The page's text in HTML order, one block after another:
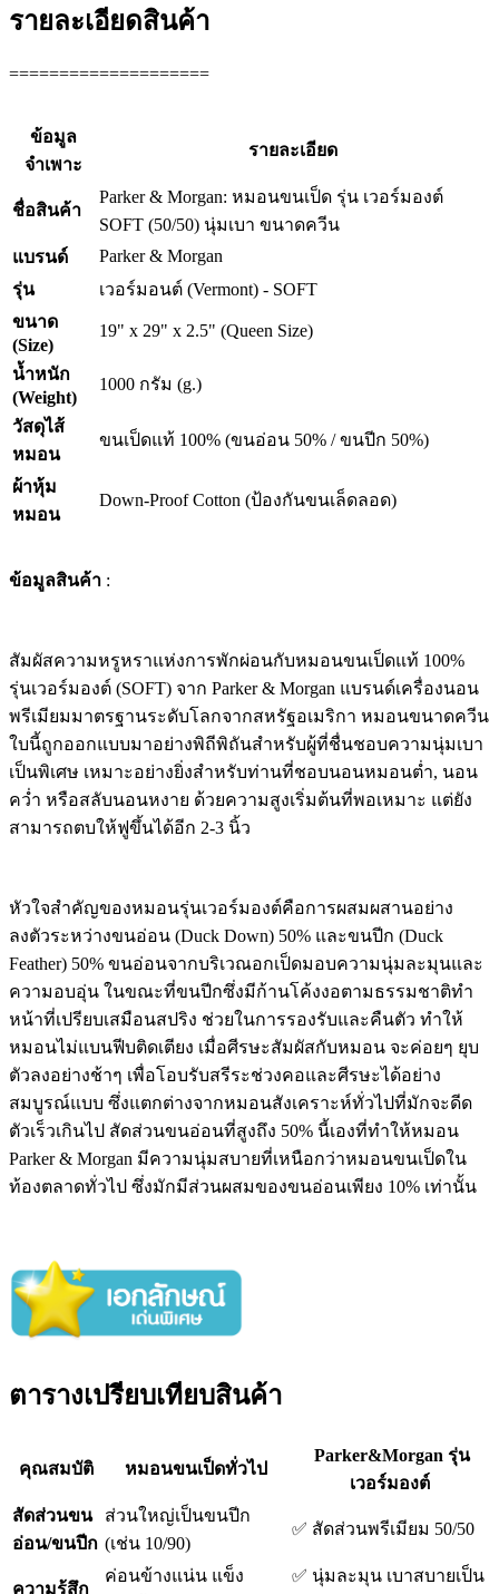
รายละเอียดสินค้า
====================
ข้อมูล
จำเพาะ
รายละเอียด
ชื่อสินค้า
Parker & Morgan: หมอนขนเป็ด รุ่น เวอร์มองต์
SOFT (50/50) นุ่มเบา ขนาดควีน
แบรนด์
Parker & Morgan
รุ่น
เวอร์มอนต์ (Vermont) - SOFT
ขนาด
(Size)
19" x 29" x 2.5" (Queen Size)
น้ำหนัก
(Weight)
1000 กรัม (g.)
วัสดุไส้
หมอน
ขนเป็ดแท้ 100% (ขนอ่อน 50% / ขนปีก 50%)
ผ้าหุ้ม
หมอน
Down-Proof Cotton (ป้องกันขนเล็ดลอด)
ข้อมูลสินค้า :
สัมผัสความหรูหราแห่งการพักผ่อนกับหมอนขนเป็ดแท้ 100%
รุ่นเวอร์มองต์ (SOFT) จาก Parker & Morgan แบรนด์เครื่องนอน
พรีเมียมมาตรฐานระดับโลกจากสหรัฐอเมริกา หมอนขนาดควีน
ใบนี้ถูกออกแบบมาอย่างพิถีพิถันสำหรับผู้ที่ชื่นชอบความนุ่มเบา
เป็นพิเศษ เหมาะอย่างยิ่งสำหรับท่านที่ชอบนอนหมอนต่ำ, นอน
คว่ำ หรือสลับนอนหงาย ด้วยความสูงเริ่มต้นที่พอเหมาะ แต่ยัง
สามารถตบให้ฟูขึ้นได้อีก 2-3 นิ้ว
หัวใจสำคัญของหมอนรุ่นเวอร์มองต์คือการผสมผสานอย่าง
ลงตัวระหว่างขนอ่อน (Duck Down) 50% และขนปีก (Duck
Feather) 50% ขนอ่อนจากบริเวณอกเป็ดมอบความนุ่มละมุนและ
ความอบอุ่น ในขณะที่ขนปีกซึ่งมีก้านโค้งงอตามธรรมชาติทำ
หน้าที่เปรียบเสมือนสปริง ช่วยในการรองรับและคืนตัว ทำให้
หมอนไม่แบนฟีบติดเตียง เมื่อศีรษะสัมผัสกับหมอน จะค่อยๆ ยุบ
ตัวลงอย่างช้าๆ เพื่อโอบรับสรีระช่วงคอและศีรษะได้อย่าง
สมบูรณ์แบบ ซึ่งแตกต่างจากหมอนสังเคราะห์ทั่วไปที่มักจะดีด
ตัวเร็วเกินไป สัดส่วนขนอ่อนที่สูงถึง 50% นี้เองที่ทำให้หมอน
Parker & Morgan มีความนุ่มสบายที่เหนือกว่าหมอนขนเป็ดใน
ท้องตลาดทั่วไป ซึ่งมักมีส่วนผสมของขนอ่อนเพียง 10% เท่านั้น
ตารางเปรียบเทียบสินค้า
คุณสมบัติ หมอนขนเป็ดทั่วไป
Parker&Morgan รุ่น
เวอร์มองต์
สัดส่วนขน
อ่อน/ขนปีก
ส่วนใหญ่เป็นขนปีก
(เช่น 10/90)
✅ สัดส่วนพรีเมียม 50/50
ความรู้สึก
ค่อนข้างแน่น แข็ง
✅ นุ่มละมุน เบาสบายเป็น